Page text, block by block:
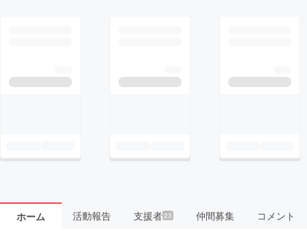
ホーム 活動報告 支援者23 仲間募集 コメント